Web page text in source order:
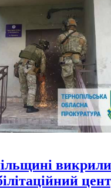
викрили